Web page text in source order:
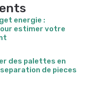
energie :
estimer votre
des palettes en
de pieces